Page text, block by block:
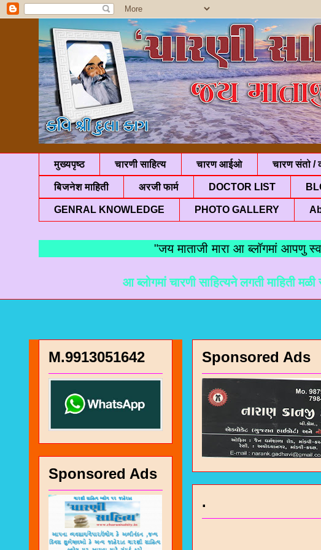
मुख्यपृष्ठ चारणी साहित्य चारण आईओ चारण संतो /
बिजनेश माहिती अरजी फार्म DOCTOR LIST
GENRAL KNOWLEDGE PHOTO GALLERY
"जय माताजी मारा आ ब्लॉगमां आपणु
आ ब्लोगमां चारणी साहित्यने लगती माहिती मळी रहे ते
Sponsored Ads
.
M.9913051642
Sponsored Ads